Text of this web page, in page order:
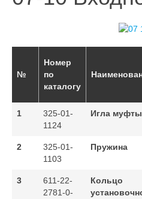
№
Номер
по
каталогу
1
325-01-
1124
Игла муфты
2
325-01-
1103
Пружина
3
611-22-
2781-0-
Кольцо